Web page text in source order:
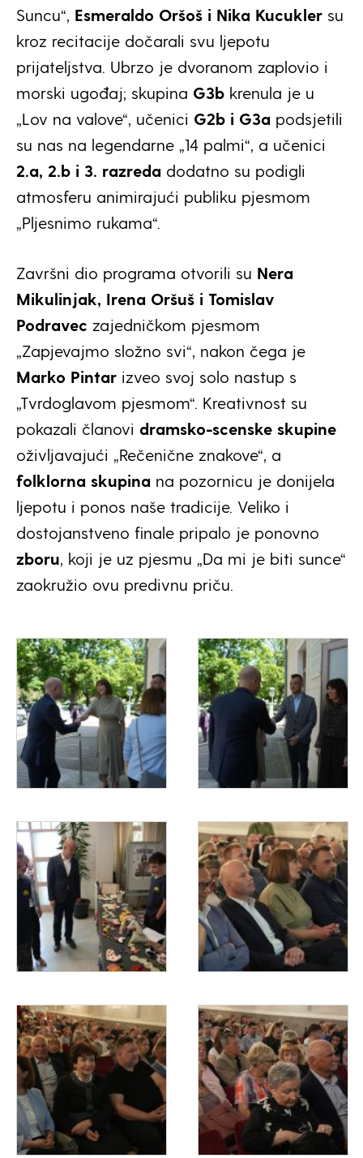
Suncu“, Esmeraldo Oršoš i Nika Kucukler su
kroz recitacije dočarali svu ljepotu
prijateljstva. Ubrzo je dvoranom zaplovio i
morski ugođaj; skupina G3b krenula je u
„Lov na valove“, učenici G2b i G3a podsjetili
su nas na legendarne „14 palmi“, a učenici
2.a, 2.b i 3. razreda dodatno su podigli
atmosferu animirajući publiku pjesmom
„Pljesnimo rukama“.
Završni dio programa otvorili su Nera
Mikulinjak, Irena Oršuš i Tomislav
Podravec zajedničkom pjesmom
„Zapjevajmo složno svi“, nakon čega je
Marko Pintar izveo svoj solo nastup s
„Tvrdoglavom pjesmom“. Kreativnost su
pokazali članovi dramsko-scenske skupine
oživljavajući „Rečenične znakove“, a
folklorna skupina na pozornicu je donijela
ljepotu i ponos naše tradicije. Veliko i
dostojanstveno finale pripalo je ponovno
zboru, koji je uz pjesmu „Da mi je biti sunce“
zaokružio ovu predivnu priču.